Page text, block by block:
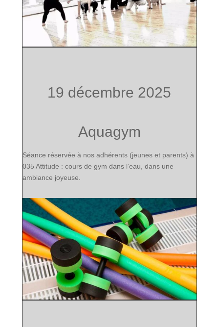
19 décembre 2025
Aquagym
Séance réservée à nos adhérents (jeunes et parents) à
035 Attitude : cours de gym dans l’eau, dans une
ambiance joyeuse.